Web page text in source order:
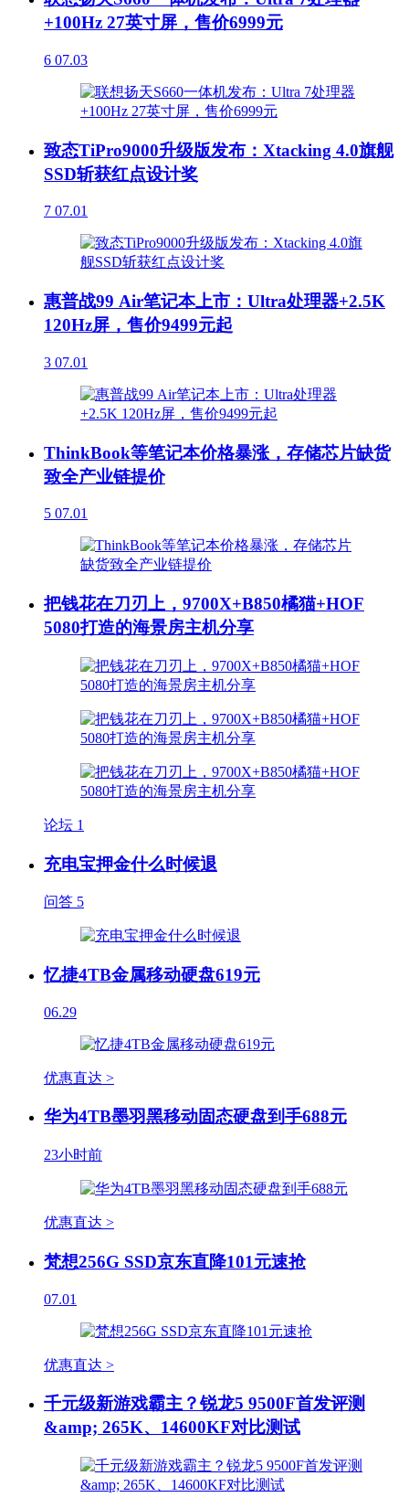
+100Hz 27英寸屏，售价6999元
6 07.03
致态TiPro9000升级版发布：Xtacking 4.0旗舰
SSD斩获红点设计奖
7 07.01
惠普战99 Air笔记本上市：Ultra处理器+2.5K
120Hz屏，售价9499元起
3 07.01
ThinkBook等笔记本价格暴涨，存储芯片缺货
致全产业链提价
5 07.01
把钱花在刀刃上，9700X+B850橘猫+HOF
5080打造的海景房主机分享
论坛 1
充电宝押金什么时候退
问答 5
忆捷4TB金属移动硬盘619元
06.29
优惠直达 >
华为4TB墨羽黑移动固态硬盘到手688元
23小时前
优惠直达 >
梵想256G SSD京东直降101元速抢
07.01
优惠直达 >
千元级新游戏霸主？锐龙5 9500F首发评测
&amp; 265K、14600KF对比测试